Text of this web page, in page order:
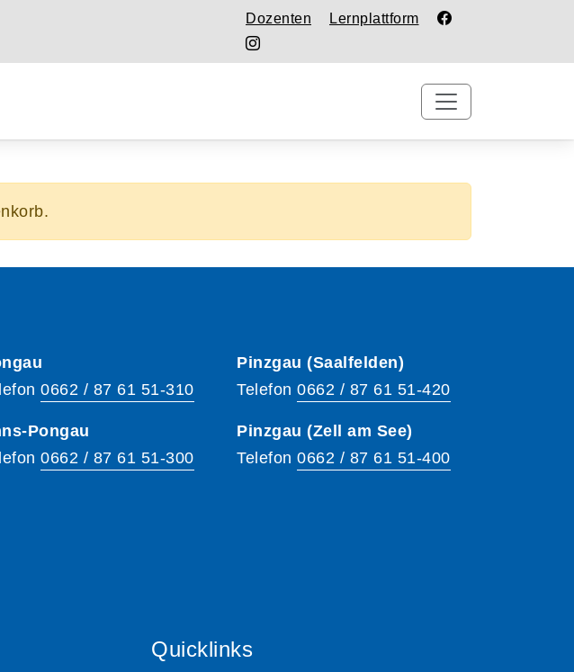
Dozenten Lernplattform
0662 / 87 61 51-310
Pongau
0662 / 87 61 51-300
Pinzgau (Saalfelden)
Telefon 0662 / 87 61 51-420
Pinzgau (Zell am See)
Telefon 0662 / 87 61 51-400
Quicklinks